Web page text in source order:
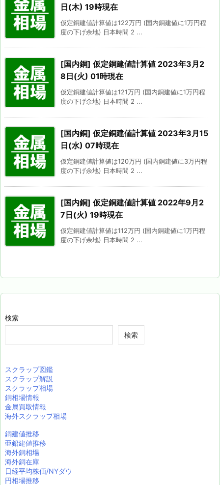
日(木) 19時現在
仮定銅建値計算値は122万円 (国内銅建値に1万円程
度の下げ余地) 日本時間 2 ...
[国内銅] 仮定銅建値計算値 2023年3月2
8日(火) 01時現在
仮定銅建値計算値は121万円 (国内銅建値に1万円程
度の下げ余地) 日本時間 2 ...
[国内銅] 仮定銅建値計算値 2023年3月15
日(水) 07時現在
仮定銅建値計算値は120万円 (国内銅建値に3万円程
度の下げ余地) 日本時間 2 ...
[国内銅] 仮定銅建値計算値 2022年9月2
7日(火) 19時現在
仮定銅建値計算値は112万円 (国内銅建値に1万円程
度の下げ余地) 日本時間 2 ...
検索
検索
スクラップ図鑑
スクラップ解説
スクラップ相場
銅相場情報
金属買取情報
海外スクラップ相場
銅建値推移
亜鉛建値推移
海外銅相場
海外銅在庫
日経平均株価/NYダウ
円相場推移